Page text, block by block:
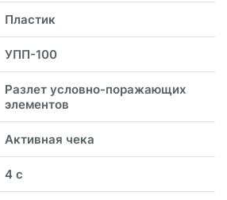
Пластик
УПП-100
Разлет условно-поражающих
элементов
Активная чека
4 с